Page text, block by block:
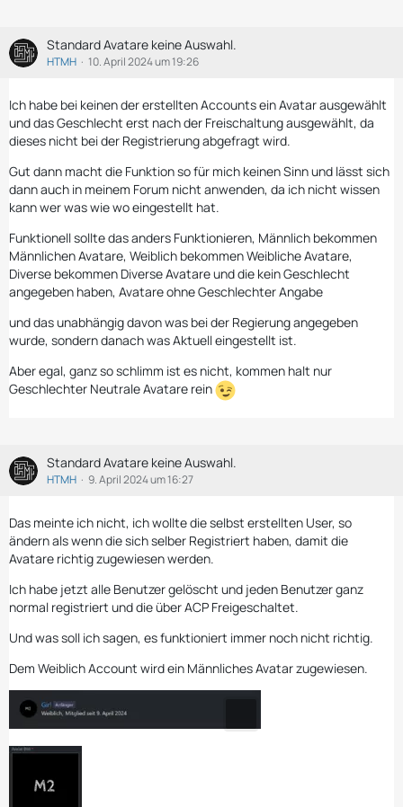
Standard Avatare keine Auswahl.
HTMH 10. April 2024 um 19:26
Ich habe bei keinen der erstellten Accounts ein Avatar ausgewählt
und das Geschlecht erst nach der Freischaltung ausgewählt, da
dieses nicht bei der Registrierung abgefragt wird.
Gut dann macht die Funktion so für mich keinen Sinn und lässt sich
dann auch in meinem Forum nicht anwenden, da ich nicht wissen
kann wer was wie wo eingestellt hat.
Funktionell sollte das anders Funktionieren, Männlich bekommen
Männlichen Avatare, Weiblich bekommen Weibliche Avatare,
Diverse bekommen Diverse Avatare und die kein Geschlecht
angegeben haben, Avatare ohne Geschlechter Angabe
und das unabhängig davon was bei der Regierung angegeben
wurde, sondern danach was Aktuell eingestellt ist.
Aber egal, ganz so schlimm ist es nicht, kommen halt nur
Geschlechter Neutrale Avatare rein
Standard Avatare keine Auswahl.
HTMH 9. April 2024 um 16:27
Das meinte ich nicht, ich wollte die selbst erstellten User, so
ändern als wenn die sich selber Registriert haben, damit die
Avatare richtig zugewiesen werden.
Ich habe jetzt alle Benutzer gelöscht und jeden Benutzer ganz
normal registriert und die über ACP Freigeschaltet.
Und was soll ich sagen, es funktioniert immer noch nicht richtig.
Dem Weiblich Account wird ein Männliches Avatar zugewiesen.